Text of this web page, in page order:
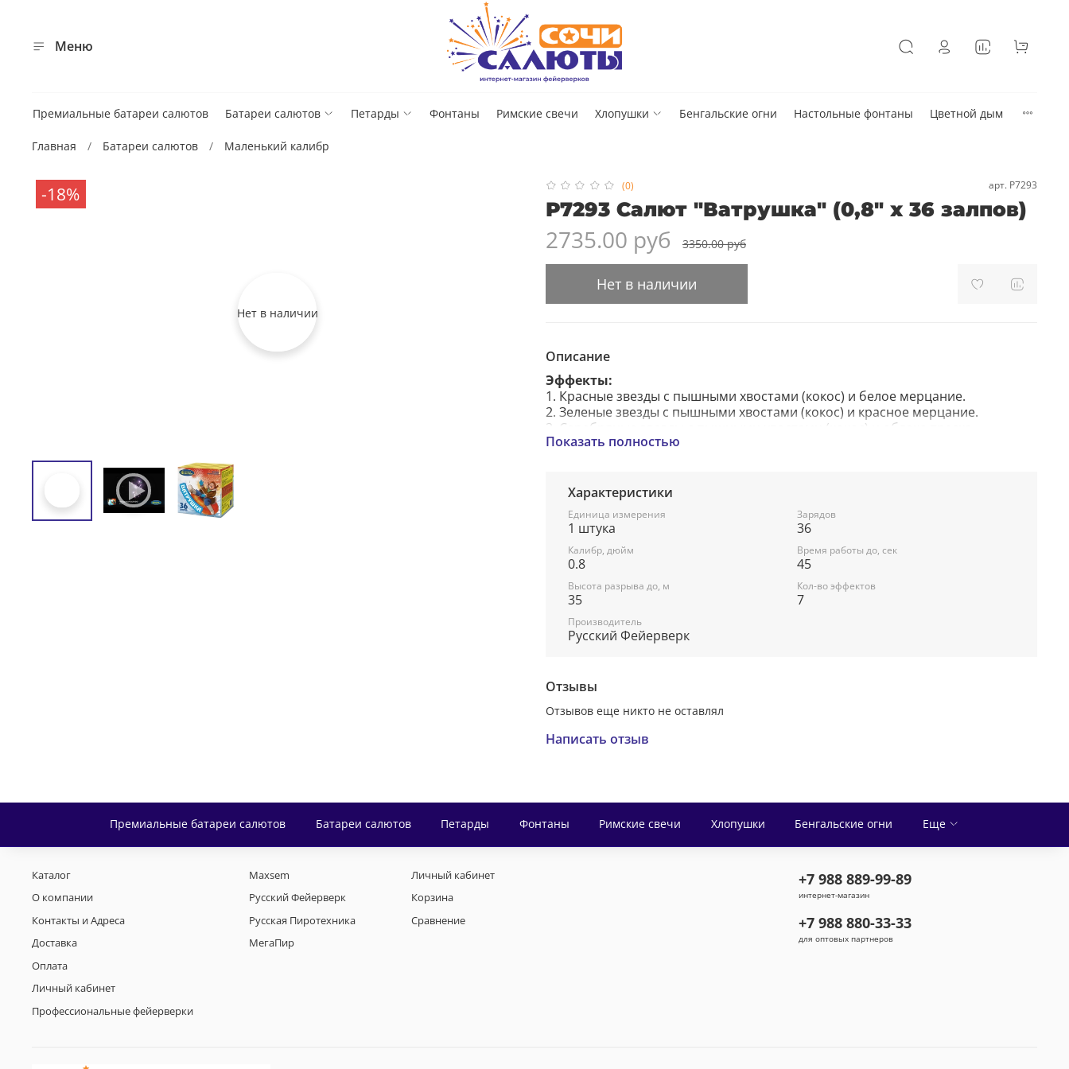
Меню
Премиальные батареи салютов Батареи салютов Петарды Фонтаны Римские свечи Хлопушки Бенгальские огни Настольные фонтаны Цветной дым
Главная Батареи салютов Маленький калибр
Нет в наличии
-18% (0) арт. Р7293
Р7293 Салют "Ватрушка" (0,8" х 36 залпов)
2735.00 руб 3350.00 руб
Нет в наличии
Описание
Эффекты:
1. Красные звезды с пышными хвостами (кокос) и белое мерцание.
2. Зеленые звезды с пышными хвостами (кокос) и красное мерцание.
3. Серебряные звезды с пышными хвостами (кокос) и облако треска
(трещащий дождь).
6. Синие звезды с пышными хвостами (кокос) и красное мерцание.
7. Красочная концовка: ЗАЛП всех эффектов.
Показать полностью
Характеристики
Единица измерения
1 штука
Зарядов
36
Калибр, дюйм
0.8
Время работы до, сек
45
Высота разрыва до, м
35
Кол-во эффектов
7
Производитель
Русский Фейерверк
Отзывы
Отзывов еще никто не оставлял
Написать отзыв
Премиальные батареи салютов Батареи салютов Петарды Фонтаны Римские свечи Хлопушки Бенгальские огни Еще
Каталог
О компании
Контакты и Адреса
Доставка
Оплата
Личный кабинет
Профессиональные фейерверки
Maxsem
Русский Фейерверк
Русская Пиротехника
МегаПир
Личный кабинет
Корзина
Сравнение
+7 988 889-99-89
интернет-магазин
+7 988 880-33-33
для оптовых партнеров